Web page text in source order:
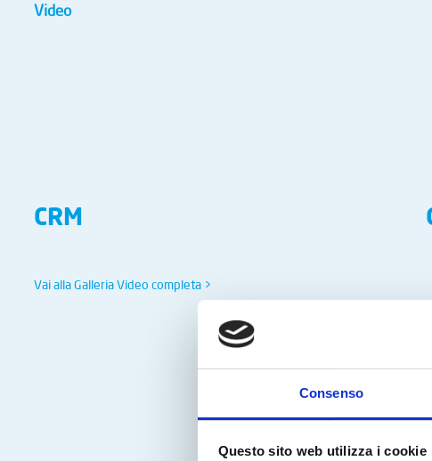
Consenso
Questo sito web utilizza i cookie
Video
CRM
Vai alla Galleria Video completa >